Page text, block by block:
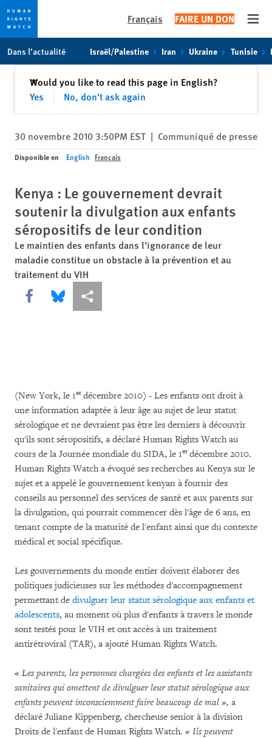
toto
content
Français FAIRE UN DON
Dans l’actualité Israël/Palestine Iran Ukraine Tunisie
Would you like to read this page in English?
Yes
No, don't ask again
✕Fermer
30 novembre 2010 3:50PM EST | Communiqué de presse
Disponible en English Français
Kenya : Le gouvernement devrait
soutenir la divulgation aux enfants
séropositifs de leur condition
Le maintien des enfants dans l’ignorance de leur
maladie constitue un obstacle à la prévention et au
traitement du VIH
Share this via Facebook
Share this via Bluesky
Share this via Partagez
(New York, le 1erdécembre 2010) - Les enfants ont droit à
une information adaptée à leur âge au sujet de leur statut
sérologique et ne devraient pas être les derniers à découvrir
qu'ils sont séropositifs, a déclaré Human Rights Watch au
cours de la Journée mondiale du SIDA, le 1erdécembre 2010.
Human Rights Watch a évoqué ses recherches au Kenya sur le
sujet et a appelé le gouvernement kenyan à fournir des
conseils au personnel des services de santé et aux parents sur
la divulgation, qui pourrait commencer dès l'âge de 6 ans, en
tenant compte de la maturité de l'enfant ainsi que du contexte
médical et social spécifique.
Les gouvernements du monde entier doivent élaborer des
politiques judicieuses sur les méthodes d'accompagnement
permettant de divulguer leur statut sérologique aux enfants et
adolescents, au moment où plus d'enfants à travers le monde
sont testés pour le VIH et ont accès à un traitement
antirétroviral (TAR), a ajouté Human Rights Watch.
« Les parents, les personnes chargées des enfants et les assistants
sanitaires qui omettent de divulguer leur statut sérologique aux
enfants peuvent inconsciemment faire beaucoup de mal », a
déclaré Juliane Kippenberg, chercheuse senior à la division
Droits de l'enfant de Human Rights Watch. « Ils peuvent